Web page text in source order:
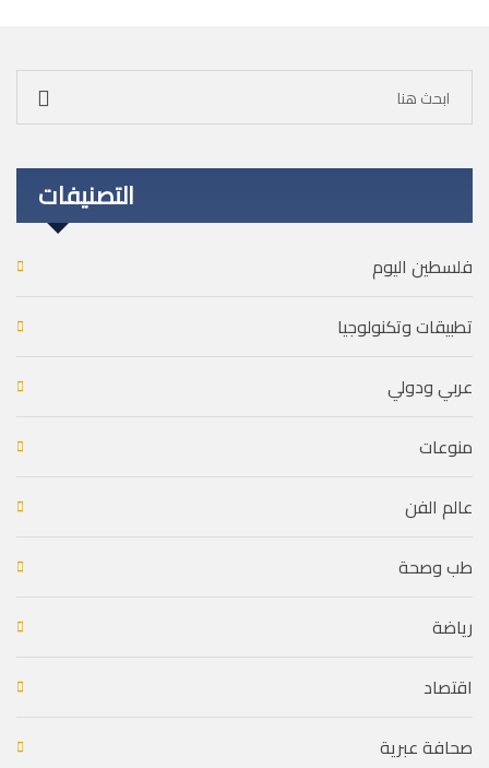
التصنيفات
فلسطين اليوم
تطبيقات وتكنولوجيا
عربي ودولي
منوعات
عالم الفن
طب وصحة
رياضة
اقتصاد
صحافة عبرية